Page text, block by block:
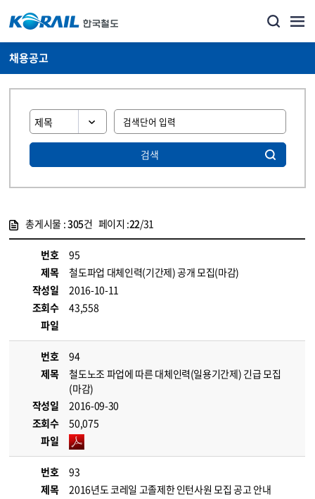
채용공고
검색
총게시물 :305건 페이지 :22/31
번호
95
제목
철도파업 대체인력(기간제) 공개 모집(마감)
작성일
2016-10-11
조회수
43,558
파일
번호
94
제목
철도노조 파업에 따른 대체인력(일용기간제) 긴급 모집
(마감)
작성일
2016-09-30
조회수
50,075
파일
번호
93
제목
2016년도 코레일 고졸제한 인턴사원 모집 공고 안내